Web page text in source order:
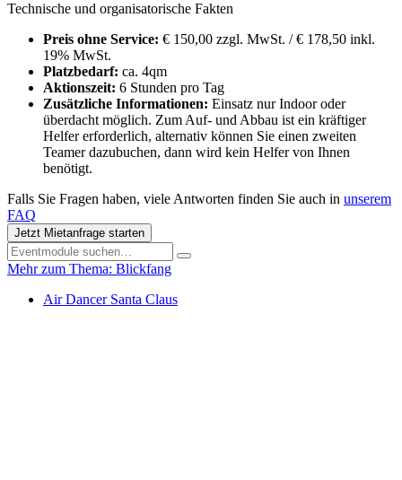
Technische und organisatorische Fakten
Preis ohne Service: € 150,00 zzgl. MwSt. / € 178,50 inkl.
19% MwSt.
Platzbedarf: ca. 4qm
Aktionszeit: 6 Stunden pro Tag
Zusätzliche Informationen: Einsatz nur Indoor oder
überdacht möglich. Zum Auf- und Abbau ist ein kräftiger
Helfer erforderlich, alternativ können Sie einen zweiten
Teamer dazubuchen, dann wird kein Helfer von Ihnen
benötigt.
Falls Sie Fragen haben, viele Antworten finden Sie auch in unserem
FAQ
Jetzt Mietanfrage starten
Mehr zum Thema: Blickfang
Air Dancer Santa Claus